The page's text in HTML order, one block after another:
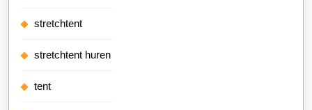
stretchtent
stretchtent huren
tent